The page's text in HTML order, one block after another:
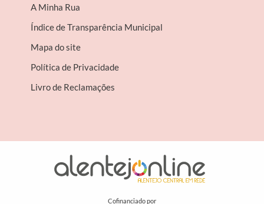
A Minha Rua
Índice de Transparência Municipal
Mapa do site
Política de Privacidade
Livro de Reclamações
Cofinanciado por